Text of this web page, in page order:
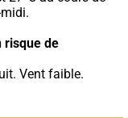
risque de
Vent faible.